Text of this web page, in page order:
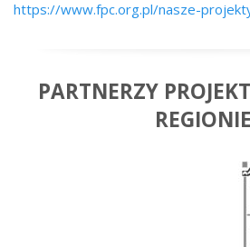
https://www.fpc.org.pl/nasze-
PARTNERZY
REGIONIE